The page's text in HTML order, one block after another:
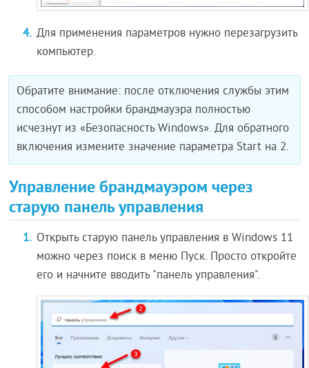
Для применения параметров нужно перезагрузить
компьютер.
Обратите внимание: после отключения службы этим
способом настройки брандмауэра полностью
исчезнут из «Безопасность Windows». Для обратного
включения измените значение параметра Start на 2.
Управление брандмауэром через
старую панель управления
Открыть старую панель управления в Windows 11
можно через поиск в меню Пуск. Просто откройте
его и начните вводить "панель управления".